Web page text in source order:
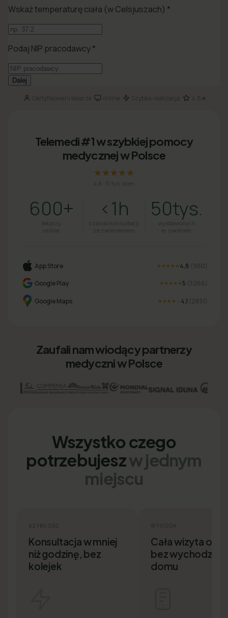
Certyfikowani lekarze· online· Szybka realizacja 4.8★
Telemedi #1 w szybkiej pomocy
medycznej w Polsce
★★★★★
4.8 31 tys. ocen
600+
lekarzy
online
<1h
czas do konsultacji
ze zwolnieniem
50tys.
wystawionych
e-zwolnień
App Store ★★★★★ 4,8 (960
Google Play
★★★★★ 5 (3266
Google Maps ★★★★ 4,1 (2851
Zaufali nam wiodący partnerzy
medyczni w Polsce
Wszystko czego
potrzebujeszw jednym
miejscu
SZYBKOŚĆ
Konsultacja w mniej
niż godzinę, bez
kolejek
WYGODA
Cała wizyta
bez
domu